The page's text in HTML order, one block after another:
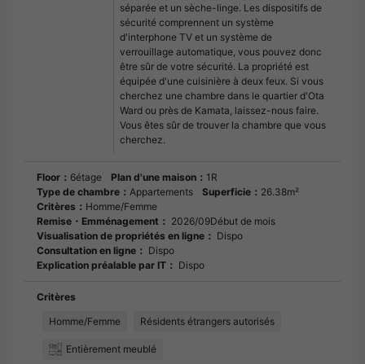
séparée et un sèche-linge. Les dispositifs de
sécurité comprennent un système
d'interphone TV et un système de
verrouillage automatique, vous pouvez donc
être sûr de votre sécurité. La propriété est
équipée d'une cuisinière à deux feux. Si vous
cherchez une chambre dans le quartier d'Ota
Ward ou près de Kamata, laissez-nous faire.
Vous êtes sûr de trouver la chambre que vous
cherchez.
Floor： 6étage Plan d'une maison： 1R
Type de chambre： Appartements Superficie： 26.38m²
Critères： Homme/Femme
Remise・Emménagement： 2026/09Début de mois
Visualisation de propriétés en ligne： Dispo
Consultation en ligne： Dispo
Explication préalable par IT： Dispo
Critères
Homme/Femme
Résidents étrangers autorisés
Entièrement meublé